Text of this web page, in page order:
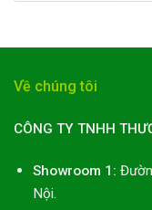
Về chúng tôi
CÔNG TY TNHH
Showroom 1:
Nội.